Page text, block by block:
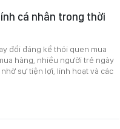
cá nhân trong thời
đổi đáng kể thói quen mua
hàng, nhiều người trẻ ngày
sự tiện lợi, linh hoạt và các